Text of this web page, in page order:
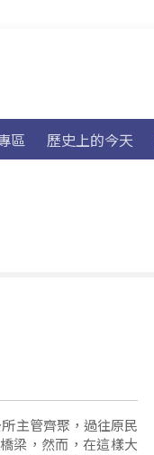
區 歷史上的今天
主管齊聚，過往原民
梁，然而，在這樣大